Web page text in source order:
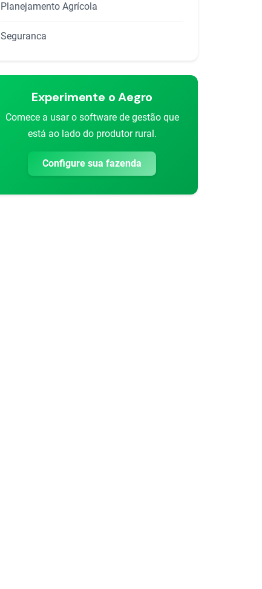
Planejamento Agrícola
Seguranca
Experimente o Aegro
Comece a usar o software de gestão que
está ao lado do produtor rural.
Configure sua fazenda